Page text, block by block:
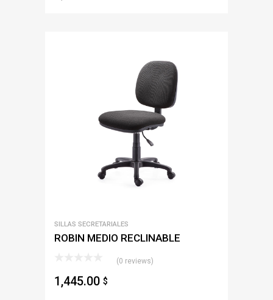
SILLAS SECRETARIALES
ROBIN MEDIO RECLINABLE
(0 reviews)
1,445.00 $